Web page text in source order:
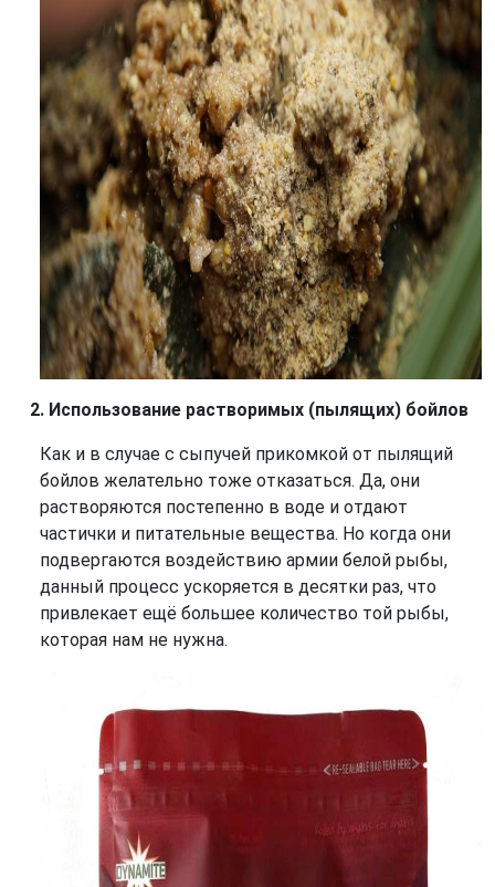
Использование растворимых (пылящих) бойлов
Как и в случае с сыпучей прикомкой от пылящий
бойлов желательно тоже отказаться. Да, они
растворяются постепенно в воде и отдают
частички и питательные вещества. Но когда они
подвергаются воздействию армии белой рыбы,
данный процесс ускоряется в десятки раз, что
привлекает ещё большее количество той рыбы,
которая нам не нужна.